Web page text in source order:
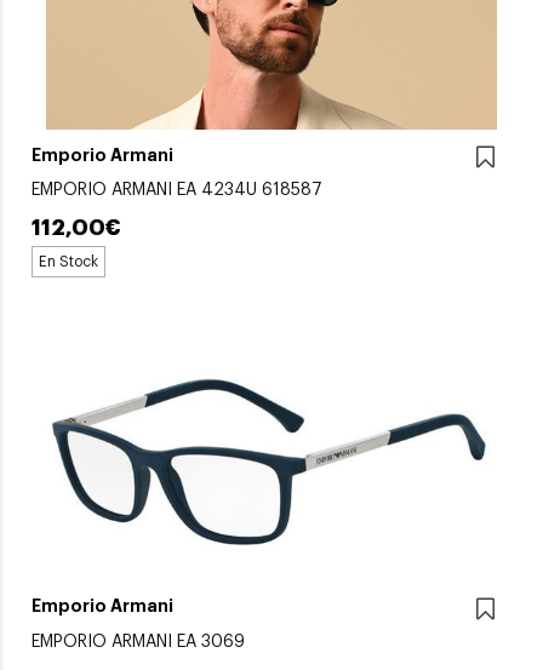
Emporio Armani
EMPORIO ARMANI EA 4234U 618587
112,00€
En Stock
Emporio Armani
EMPORIO ARMANI EA 3069